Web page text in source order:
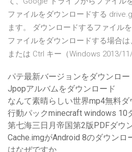
ファイルをダウンロードする
ます。 ダウンロードするファイル
ファイルをダウンロードする場合
または Ctrl キー（Windows 2013/
パテ最新バージョンをダウンロー
Jpopアルバムをダウンロード
なんて素晴らしい世界mp4無料ダ
行動パックminecraft windows 10
第七海三日月帝国第2版PDFダウ
Cache.imgがAndroid 8のダウン
はなぜですか